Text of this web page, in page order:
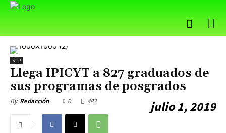
SLP
Llega IPICYT a 827 graduados de
sus programas de posgrados
By Redacción julio 1, 2019
0 483